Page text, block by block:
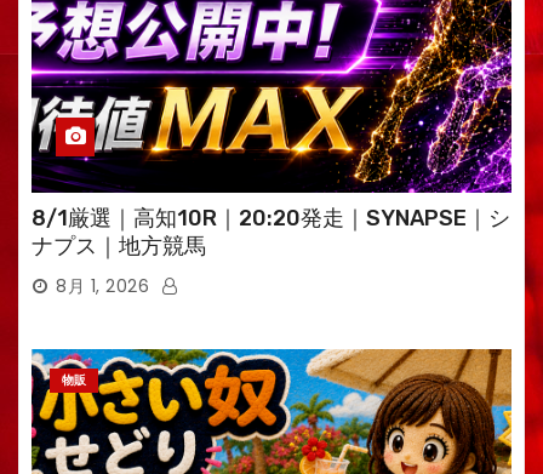
8/1厳選｜高知10R｜20:20発走｜SYNAPSE｜シ
ナプス｜地方競馬
8月 1, 2026
物販